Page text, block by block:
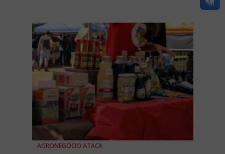
AGRONEGÓCIO ATACA